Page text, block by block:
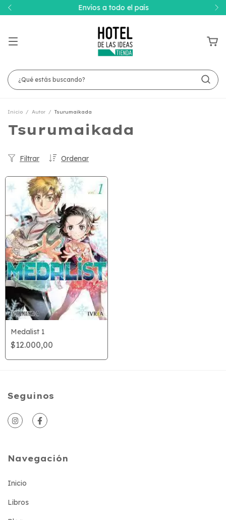
Envíos a todo el país
Inicio / Autor / Tsurumaikada
Tsurumaikada
Ordenar
Filtrar
Medalist 1
$12.000,00
Seguinos
Navegación
Inicio
Libros